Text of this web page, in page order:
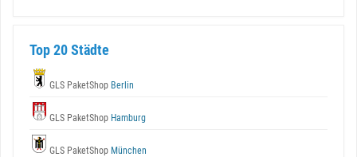
Top 20 Städte
GLS PaketShop Berlin
GLS PaketShop Hamburg
GLS PaketShop München